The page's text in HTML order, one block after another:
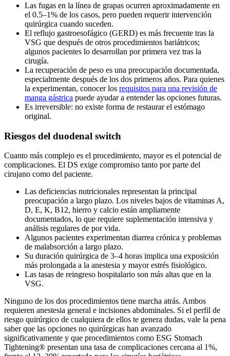
Las fugas en la línea de grapas ocurren aproximadamente en
el 0.5–1% de los casos, pero pueden requerir intervención
quirúrgica cuando suceden.
El reflujo gastroesofágico (GERD) es más frecuente tras la
VSG que después de otros procedimientos bariátricos;
algunos pacientes lo desarrollan por primera vez tras la
cirugía.
La recuperación de peso es una preocupación documentada,
especialmente después de los dos primeros años. Para quienes
la experimentan, conocer los requisitos para una revisión de
manga gástrica puede ayudar a entender las opciones futuras.
Es irreversible: no existe forma de restaurar el estómago
original.
Riesgos del duodenal switch
Cuanto más complejo es el procedimiento, mayor es el potencial de
complicaciones. El DS exige compromiso tanto por parte del
cirujano como del paciente.
Las deficiencias nutricionales representan la principal
preocupación a largo plazo. Los niveles bajos de vitaminas A,
D, E, K, B12, hierro y calcio están ampliamente
documentados, lo que requiere suplementación intensiva y
análisis regulares de por vida.
Algunos pacientes experimentan diarrea crónica y problemas
de malabsorción a largo plazo.
Su duración quirúrgica de 3–4 horas implica una exposición
más prolongada a la anestesia y mayor estrés fisiológico.
Las tasas de reingreso hospitalario son más altas que en la
VSG.
Ninguno de los dos procedimientos tiene marcha atrás. Ambos
requieren anestesia general e incisiones abdominales. Si el perfil de
riesgo quirúrgico de cualquiera de ellos te genera dudas, vale la pena
saber que las opciones no quirúrgicas han avanzado
significativamente y que procedimientos como ESG Stomach
Tightening® presentan una tasa de complicaciones cercana al 1%,